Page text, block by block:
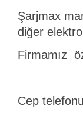
Şarjmax
diğer
Firmamız
Cep